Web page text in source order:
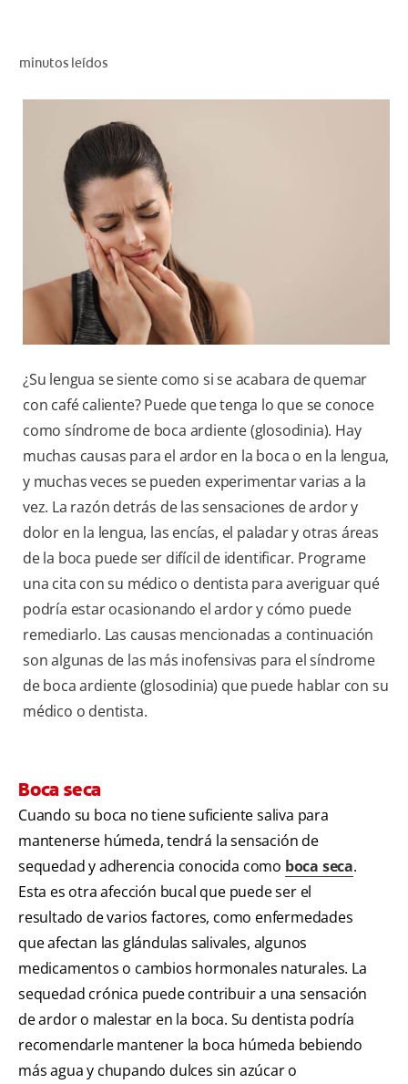
minutos leídos
¿Su lengua se siente como si se acabara de quemar
con café caliente? Puede que tenga lo que se conoce
como síndrome de boca ardiente (glosodinia). Hay
muchas causas para el ardor en la boca o en la lengua,
y muchas veces se pueden experimentar varias a la
vez. La razón detrás de las sensaciones de ardor y
dolor en la lengua, las encías, el paladar y otras áreas
de la boca puede ser difícil de identificar. Programe
una cita con su médico o dentista para averiguar qué
podría estar ocasionando el ardor y cómo puede
remediarlo. Las causas mencionadas a continuación
son algunas de las más inofensivas para el síndrome
de boca ardiente (glosodinia) que puede hablar con su
médico o dentista.
Boca seca
Cuando su boca no tiene suficiente saliva para
mantenerse húmeda, tendrá la sensación de
sequedad y adherencia conocida como boca seca.
Esta es otra afección bucal que puede ser el
resultado de varios factores, como enfermedades
que afectan las glándulas salivales, algunos
medicamentos o cambios hormonales naturales. La
sequedad crónica puede contribuir a una sensación
de ardor o malestar en la boca. Su dentista podría
recomendarle mantener la boca húmeda bebiendo
más agua y chupando dulces sin azúcar o